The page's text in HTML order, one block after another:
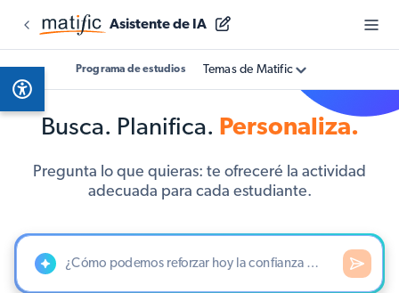
Asistente de IA
Programa de estudios Temas de Matific
Busca. Planifica. Personaliza.
Pregunta lo que quieras: te ofreceré la actividad
adecuada para cada estudiante.